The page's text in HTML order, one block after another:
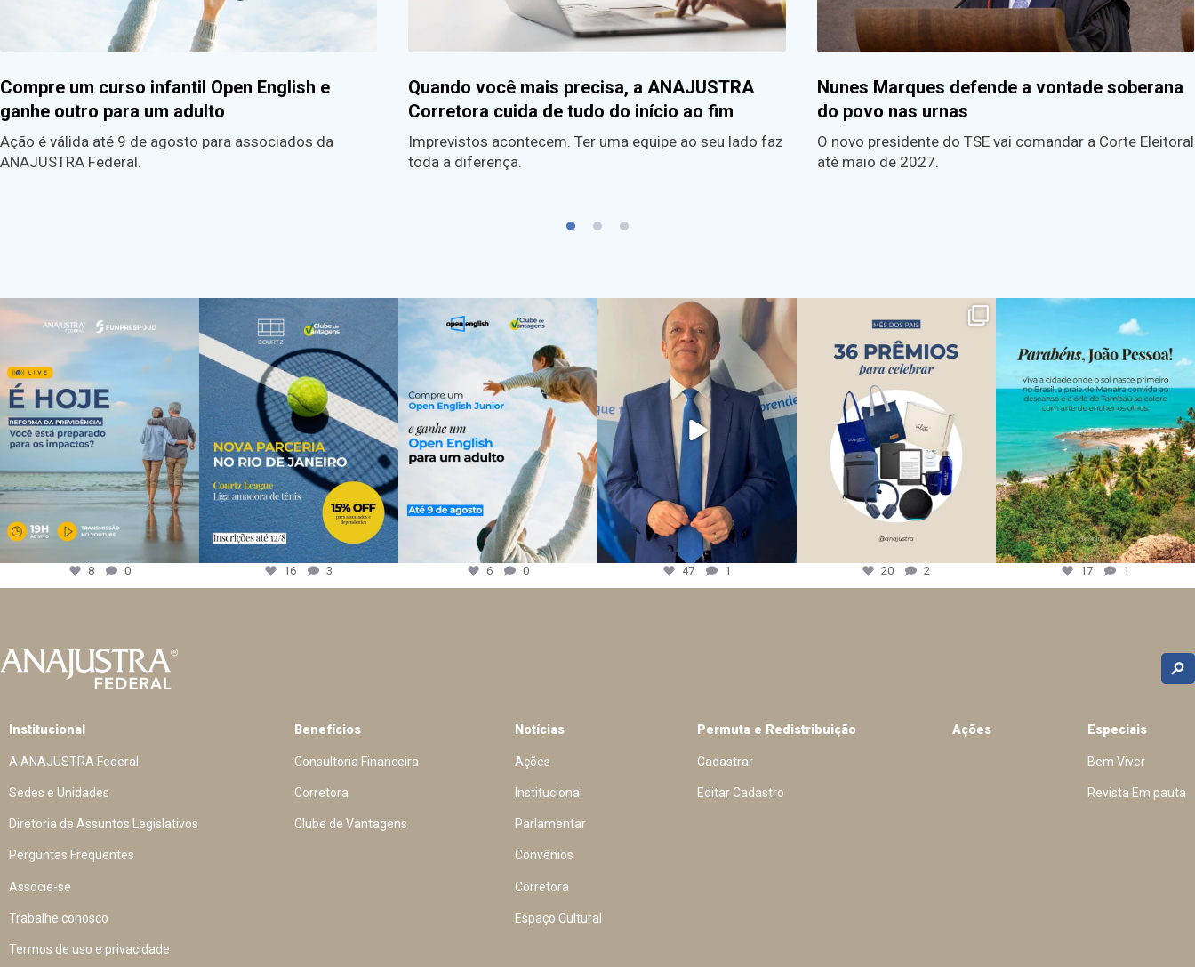
Compre um curso infantil Open English e
ganhe outro para um adulto
Ação é válida até 9 de agosto para associados da
ANAJUSTRA Federal.
Quando você mais precisa, a ANAJUSTRA
Corretora cuida de tudo do início ao fim
Imprevistos acontecem. Ter uma equipe ao seu lado faz
toda a diferença.
Nunes Marques defende a vontade soberana
do povo nas urnas
O novo presidente do TSE vai comandar a Corte Eleitoral
até maio de 2027.
8 0 16 3 6 0 47 1 20 2 17 1
Institucional
A ANAJUSTRA Federal
Sedes e Unidades
Diretoria de Assuntos Legislativos
Perguntas Frequentes
Associe-se
Trabalhe conosco
Termos de uso e privacidade
Benefícios
Consultoria Financeira
Corretora
Clube de Vantagens
Notícias
Ações
Institucional
Parlamentar
Convênios
Corretora
Espaço Cultural
Permuta e Redistribuição
Cadastrar
Editar Cadastro
Ações Especiais
Bem Viver
Revista Em pauta